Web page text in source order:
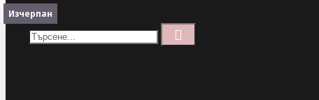
Меню
Кошница
Изчерпан